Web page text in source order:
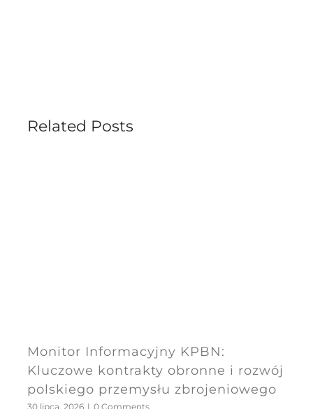
Related Posts
Monitor Informacyjny KPBN:
Kluczowe kontrakty obronne i rozwój
polskiego przemysłu zbrojeniowego
30 lipca, 2026 | 0 Comments